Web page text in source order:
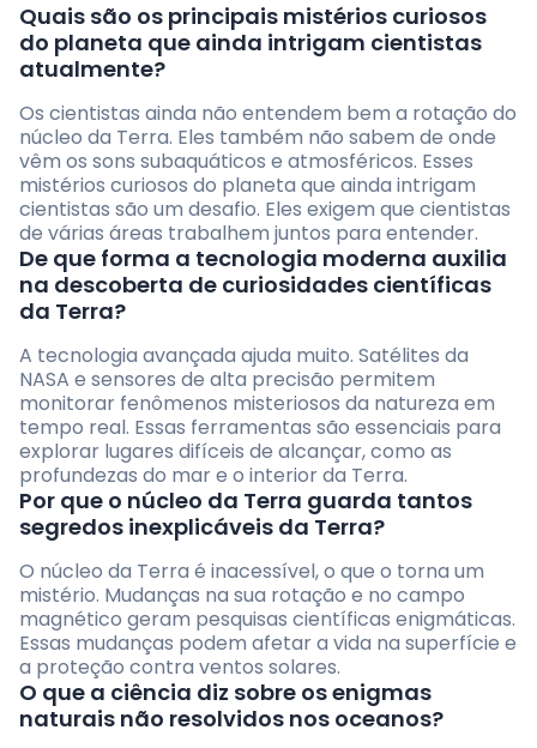
Quais são os principais mistérios curiosos
do planeta que ainda intrigam cientistas
atualmente?
Os cientistas ainda não entendem bem a rotação do
núcleo da Terra. Eles também não sabem de onde
vêm os sons subaquáticos e atmosféricos. Esses
mistérios curiosos do planeta que ainda intrigam
cientistas são um desafio. Eles exigem que cientistas
de várias áreas trabalhem juntos para entender.
De que forma a tecnologia moderna auxilia
na descoberta de curiosidades científicas
da Terra?
A tecnologia avançada ajuda muito. Satélites da
NASA e sensores de alta precisão permitem
monitorar fenômenos misteriosos da natureza em
tempo real. Essas ferramentas são essenciais para
explorar lugares difíceis de alcançar, como as
profundezas do mar e o interior da Terra.
Por que o núcleo da Terra guarda tantos
segredos inexplicáveis da Terra?
O núcleo da Terra é inacessível, o que o torna um
mistério. Mudanças na sua rotação e no campo
magnético geram pesquisas científicas enigmáticas.
Essas mudanças podem afetar a vida na superfície e
a proteção contra ventos solares.
O que a ciência diz sobre os enigmas
naturais não resolvidos nos oceanos?